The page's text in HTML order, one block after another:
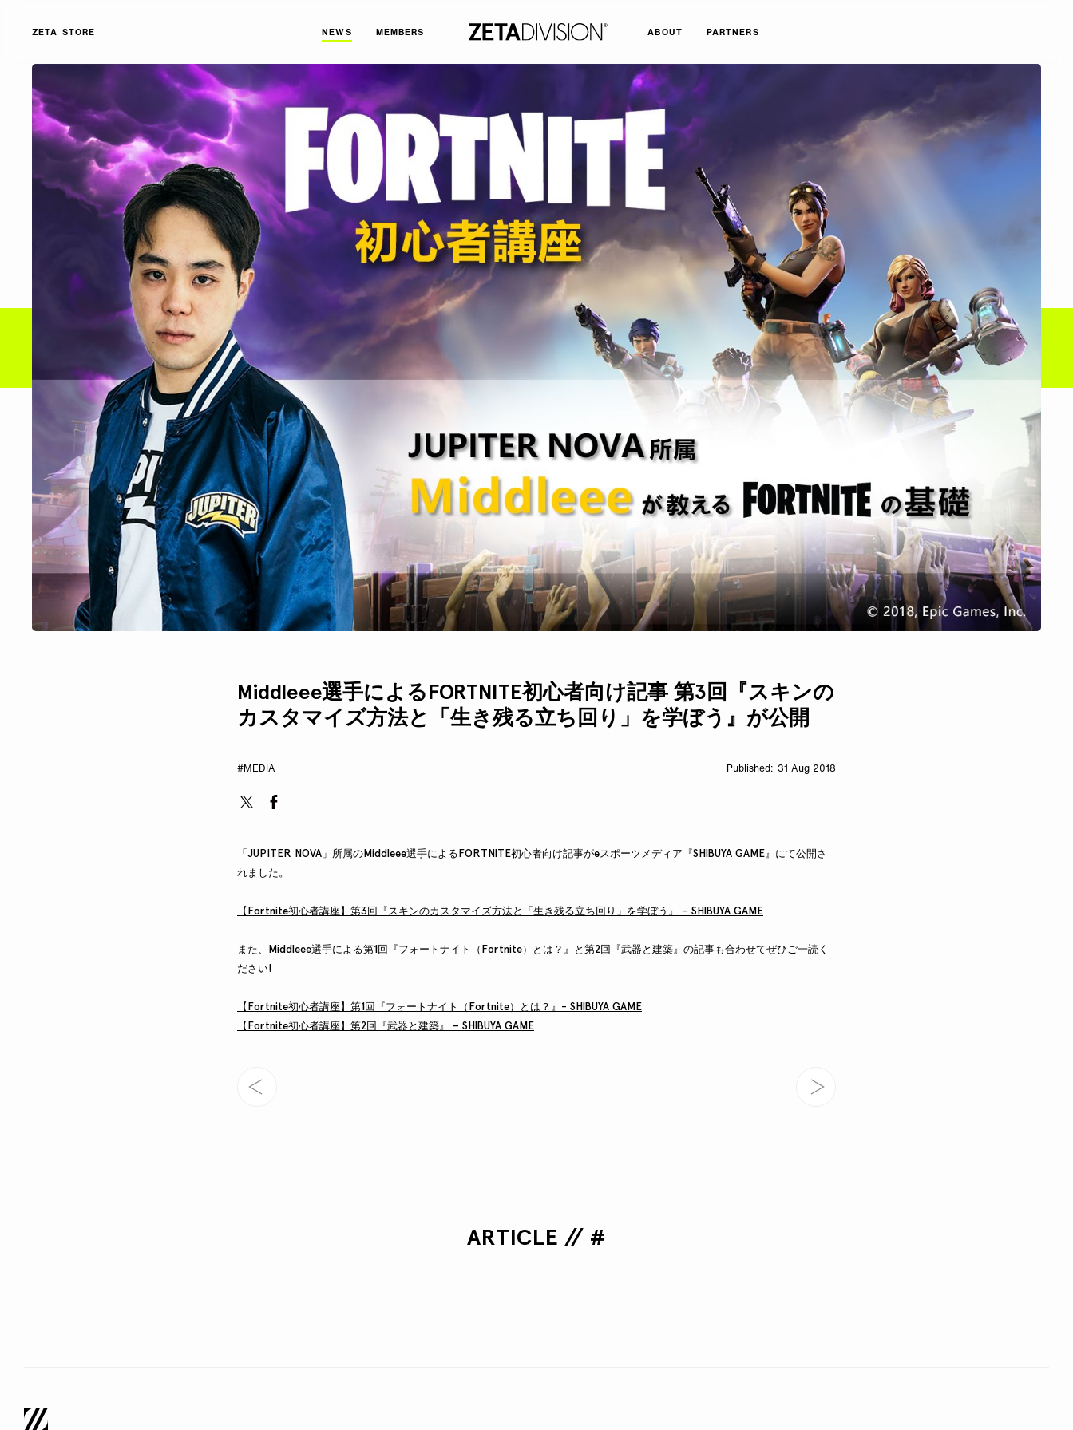
NEWS MEMBERS ABOUT PARTNERS
ZETA STORE
Middleee選手によるFORTNITE初心者向け記事 第3回『スキンの
カスタマイズ方法と「生き残る立ち回り」を学ぼう』が公開
#MEDIA 31 Aug 2018
「JUPITER NOVA」所属のMiddleee選手によるFORTNITE初心者向け記事がeスポーツメディア『SHIBUYA GAME』にて公開さ
れました。
【Fortnite初心者講座】第3回『スキンのカスタマイズ方法と「生き残る立ち回り」を学ぼう』 – SHIBUYA GAME
また、Middleee選手による第1回『フォートナイト（Fortnite）とは？』と第2回『武器と建築』の記事も合わせてぜひご一読く
ださい!
【Fortnite初心者講座】第1回『フォートナイト（Fortnite）とは？』- SHIBUYA GAME
【Fortnite初心者講座】第2回『武器と建築』 – SHIBUYA GAME
ARTICLE // #